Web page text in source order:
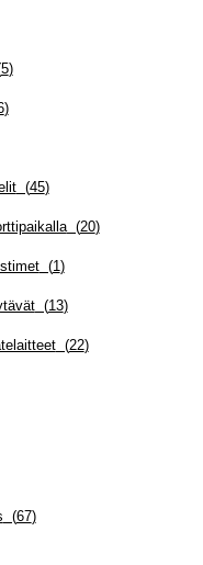
5)
)
(45)
(20)
(1)
(13)
(22)
(67)